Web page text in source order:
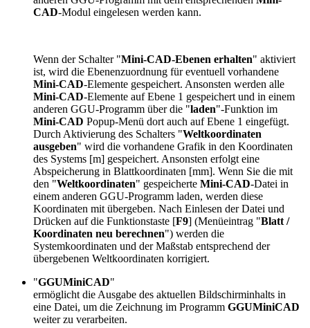
CAD-Modul eingelesen werden kann.
Wenn der Schalter "Mini-CAD-Ebenen erhalten" aktiviert
ist, wird die Ebenenzuordnung für eventuell vorhandene
Mini-CAD-Elemente gespeichert. Ansonsten werden alle
Mini-CAD-Elemente auf Ebene 1 gespeichert und in einem
anderen GGU-Programm über die "laden"-Funktion im
Mini-CAD Popup-Menü dort auch auf Ebene 1 eingefügt.
Durch Aktivierung des Schalters "Weltkoordinaten
ausgeben" wird die vorhandene Grafik in den Koordinaten
des Systems [m] gespeichert. Ansonsten erfolgt eine
Abspeicherung in Blattkoordinaten [mm]. Wenn Sie die mit
den "Weltkoordinaten" gespeicherte Mini-CAD-Datei in
einem anderen GGU-Programm laden, werden diese
Koordinaten mit übergeben. Nach Einlesen der Datei und
Drücken auf die Funktionstaste [F9] (Menüeintrag "Blatt /
Koordinaten neu berechnen") werden die
Systemkoordinaten und der Maßstab entsprechend der
übergebenen Weltkoordinaten korrigiert.
"GGUMiniCAD"
ermöglicht die Ausgabe des aktuellen Bildschirminhalts in
eine Datei, um die Zeichnung im Programm GGUMiniCAD
weiter zu verarbeiten.